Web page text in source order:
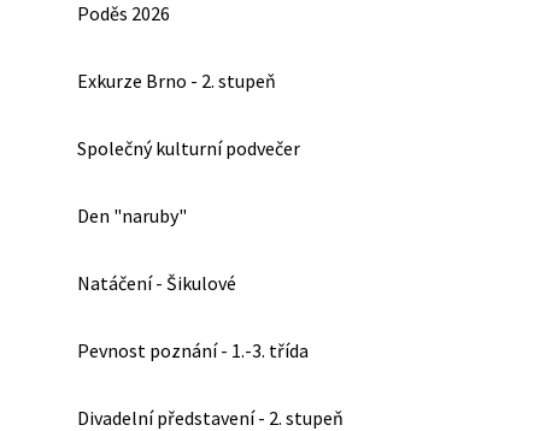
Poděs 2026
Exkurze Brno - 2. stupeň
Společný kulturní podvečer
Den "naruby"
Natáčení - Šikulové
Pevnost poznání - 1.-3. třída
Divadelní představení - 2. stupeň